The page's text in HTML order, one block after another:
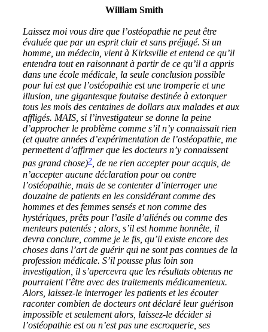
William Smith
Laissez moi vous dire que l’ostéopathie ne peut être
évaluée que par un esprit clair et sans préjugé. Si un
homme, un médecin, vient à Kirksville et entend ce qu’il
entendra tout en raisonnant à partir de ce qu’il a appris
dans une école médicale, la seule conclusion possible
pour lui est que l’ostéopathie est une tromperie et une
illusion, une gigantesque foutaise destinée à extorquer
tous les mois des centaines de dollars aux malades et aux
affligés. MAIS, si l’investigateur se donne la peine
d’approcher le problème comme s’il n’y connaissait rien
(et quatre années d’expérimentation de l’ostéopathie, me
permettent d’affirmer que les docteurs n’y connaissent
pas grand chose)2, de ne rien accepter pour acquis, de
n’accepter aucune déclaration pour ou contre
l’ostéopathie, mais de se contenter d’interroger une
douzaine de patients en les considérant comme des
hommes et des femmes sensés et non comme des
hystériques, prêts pour l’asile d’aliénés ou comme des
menteurs patentés ; alors, s’il est homme honnête, il
devra conclure, comme je le fis, qu’il existe encore des
choses dans l’art de guérir qui ne sont pas connues de la
profession médicale. S’il pousse plus loin son
investigation, il s’apercevra que les résultats obtenus ne
pourraient l’être avec des traitements médicamenteux.
Alors, laissez-le interroger les patients et les écouter
raconter combien de docteurs ont déclaré leur guérison
impossible et seulement alors, laissez-le décider si
l’ostéopathie est ou n’est pas une escroquerie, ses